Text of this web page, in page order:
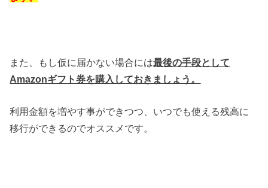
また、もし仮に届かない場合には最後の手段として
Amazonギフト券を購入しておきましょう。
利用金額を増やす事ができつつ、いつでも使える残高に
移行ができるのでオススメです。